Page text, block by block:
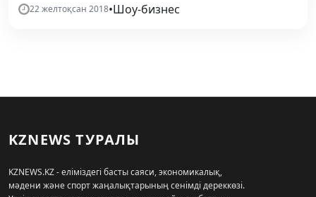
22 желтоқсан 2018•Шоу-бизнес
KZNEWS ТУРАЛЫ
KZNEWS.KZ - еліміздегі басты саяси, экономикалық,
мәдени және спорт жаңалықтарының сенімді дереккөзі.